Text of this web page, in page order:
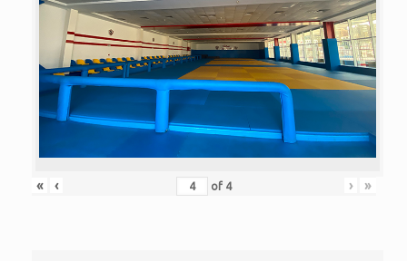
« ‹ of 4 › »